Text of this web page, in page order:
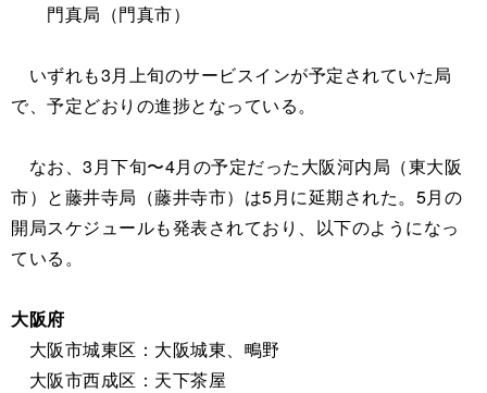
門真局（門真市）
いずれも3月上旬のサービスインが予定されていた局
で、予定どおりの進捗となっている。
なお、3月下旬〜4月の予定だった大阪河内局（東大阪
市）と藤井寺局（藤井寺市）は5月に延期された。5月の
開局スケジュールも発表されており、以下のようになっ
ている。
大阪府
大阪市城東区：大阪城東、鴫野
大阪市西成区：天下茶屋